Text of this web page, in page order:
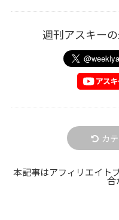
週刊アスキー
カ
本記事はアフィリエイト
合